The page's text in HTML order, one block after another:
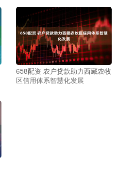
658配资 农户贷款助力西藏农牧
区信用体系智慧化发展